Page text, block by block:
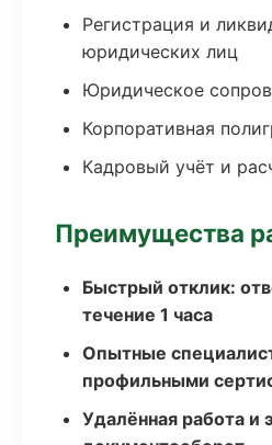
Регистрация и
юридических лиц
Юридическое
Корпоративная
Кадровый учёт и
Преимущества
Быстрый отклик:
течение 1 часа
Опытные
профильными
Удалённая работа и